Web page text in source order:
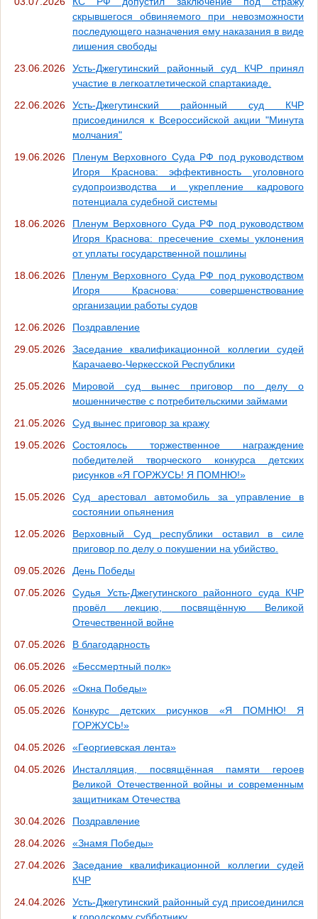
скрывшегося обвиняемого при невозможности
последующего назначения ему наказания в виде
лишения свободы
23.06.2026
Усть-Джегутинский районный суд КЧР принял
участие в легкоатлетической спартакиаде.
22.06.2026
Усть-Джегутинский районный суд КЧР
присоединился к Всероссийской акции "Минута
молчания"
19.06.2026
Пленум Верховного Суда РФ под руководством
Игоря Краснова: эффективность уголовного
судопроизводства и укрепление кадрового
потенциала судебной системы
18.06.2026
Пленум Верховного Суда РФ под руководством
Игоря Краснова: пресечение схемы уклонения
от уплаты государственной пошлины
18.06.2026
Пленум Верховного Суда РФ под руководством
Игоря Краснова: совершенствование
организации работы судов
12.06.2026
Поздравление
29.05.2026
Заседание квалификационной коллегии судей
Карачаево-Черкесской Республики
25.05.2026
Мировой суд вынес приговор по делу о
мошенничестве с потребительскими займами
21.05.2026
Суд вынес приговор за кражу
19.05.2026
Состоялось торжественное награждение
победителей творческого конкурса детских
рисунков «Я ГОРЖУСЬ! Я ПОМНЮ!»
15.05.2026
Суд арестовал автомобиль за управление в
состоянии опьянения
12.05.2026
Верховный Суд республики оставил в силе
приговор по делу о покушении на убийство.
09.05.2026
День Победы
07.05.2026
Судья Усть-Джегутинского районного суда КЧР
провёл лекцию, посвящённую Великой
Отечественной войне
07.05.2026
В благодарность
06.05.2026
«Бессмертный полк»
06.05.2026
«Окна Победы»
05.05.2026
Конкурс детских рисунков «Я ПОМНЮ! Я
ГОРЖУСЬ!»
04.05.2026
«Георгиевская лента»
04.05.2026
Инсталляция, посвящённая памяти героев
Великой Отечественной войны и современным
защитникам Отечества
30.04.2026
Поздравление
28.04.2026
«Знамя Победы»
27.04.2026
Заседание квалификационной коллегии судей
КЧР
24.04.2026
Усть-Джегутинский районный суд присоединился